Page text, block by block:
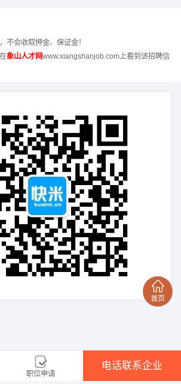
不会收取押金、保证金！
象山人才网www.xiangshanjob.com上看到该招聘信
职位申请
电话联系企业